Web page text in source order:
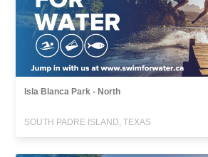
Isla Blanca Park - North
SOUTH PADRE ISLAND, TEXAS